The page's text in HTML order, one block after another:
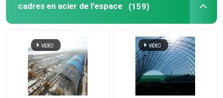
cadres en acier de l'espace (159)